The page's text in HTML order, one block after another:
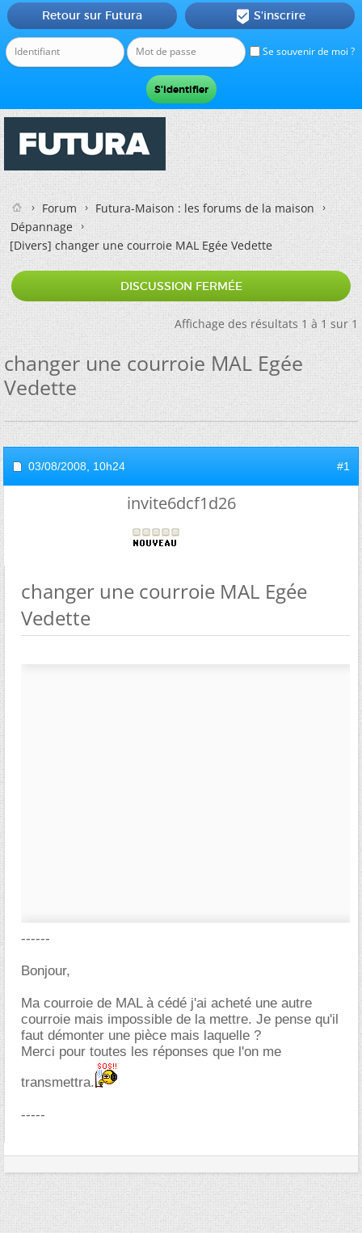
Se souvenir de moi ?
Retour sur Futura  S'inscrire
Forum
Futura-Maison : les forums de la maison
Dépannage
[Divers]changer une courroie MAL Egée Vedette
DISCUSSION FERMÉE
Affichage des résultats 1 à 1 sur 1
changer une courroie MAL Egée
Vedette
03/08/2008, 10h24 #1
invite6dcf1d26
changer une courroie MAL Egée
Vedette
------
Bonjour,
Ma courroie de MAL à cédé j'ai acheté une autre
courroie mais impossible de la mettre. Je pense qu'il
faut démonter une pièce mais laquelle ?
Merci pour toutes les réponses que l'on me
transmettra.
-----